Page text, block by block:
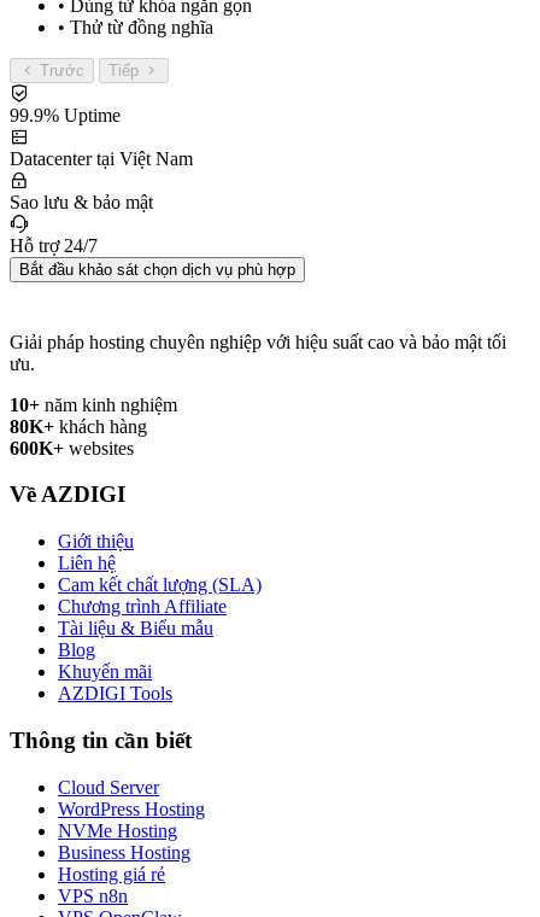
• Dùng từ khóa ngắn gọn
• Thử từ đồng nghĩa
Trước Tiếp
99.9% Uptime
Datacenter tại Việt Nam
Sao lưu & bảo mật
Hỗ trợ 24/7
Bắt đầu khảo sát chọn dịch vụ phù hợp
Giải pháp hosting chuyên nghiệp với hiệu suất cao và bảo mật tối
ưu.
10+ năm kinh nghiệm
80K+ khách hàng
600K+ websites
Về AZDIGI
Giới thiệu
Liên hệ
Cam kết chất lượng (SLA)
Chương trình Affiliate
Tài liệu & Biểu mẫu
Blog
Khuyến mãi
AZDIGI Tools
Thông tin cần biết
Cloud Server
WordPress Hosting
NVMe Hosting
Business Hosting
Hosting giá rẻ
VPS n8n